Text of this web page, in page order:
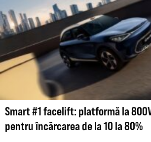
Smart #1 facelift: platformă la
pentru încărcarea de la 10 la 80%